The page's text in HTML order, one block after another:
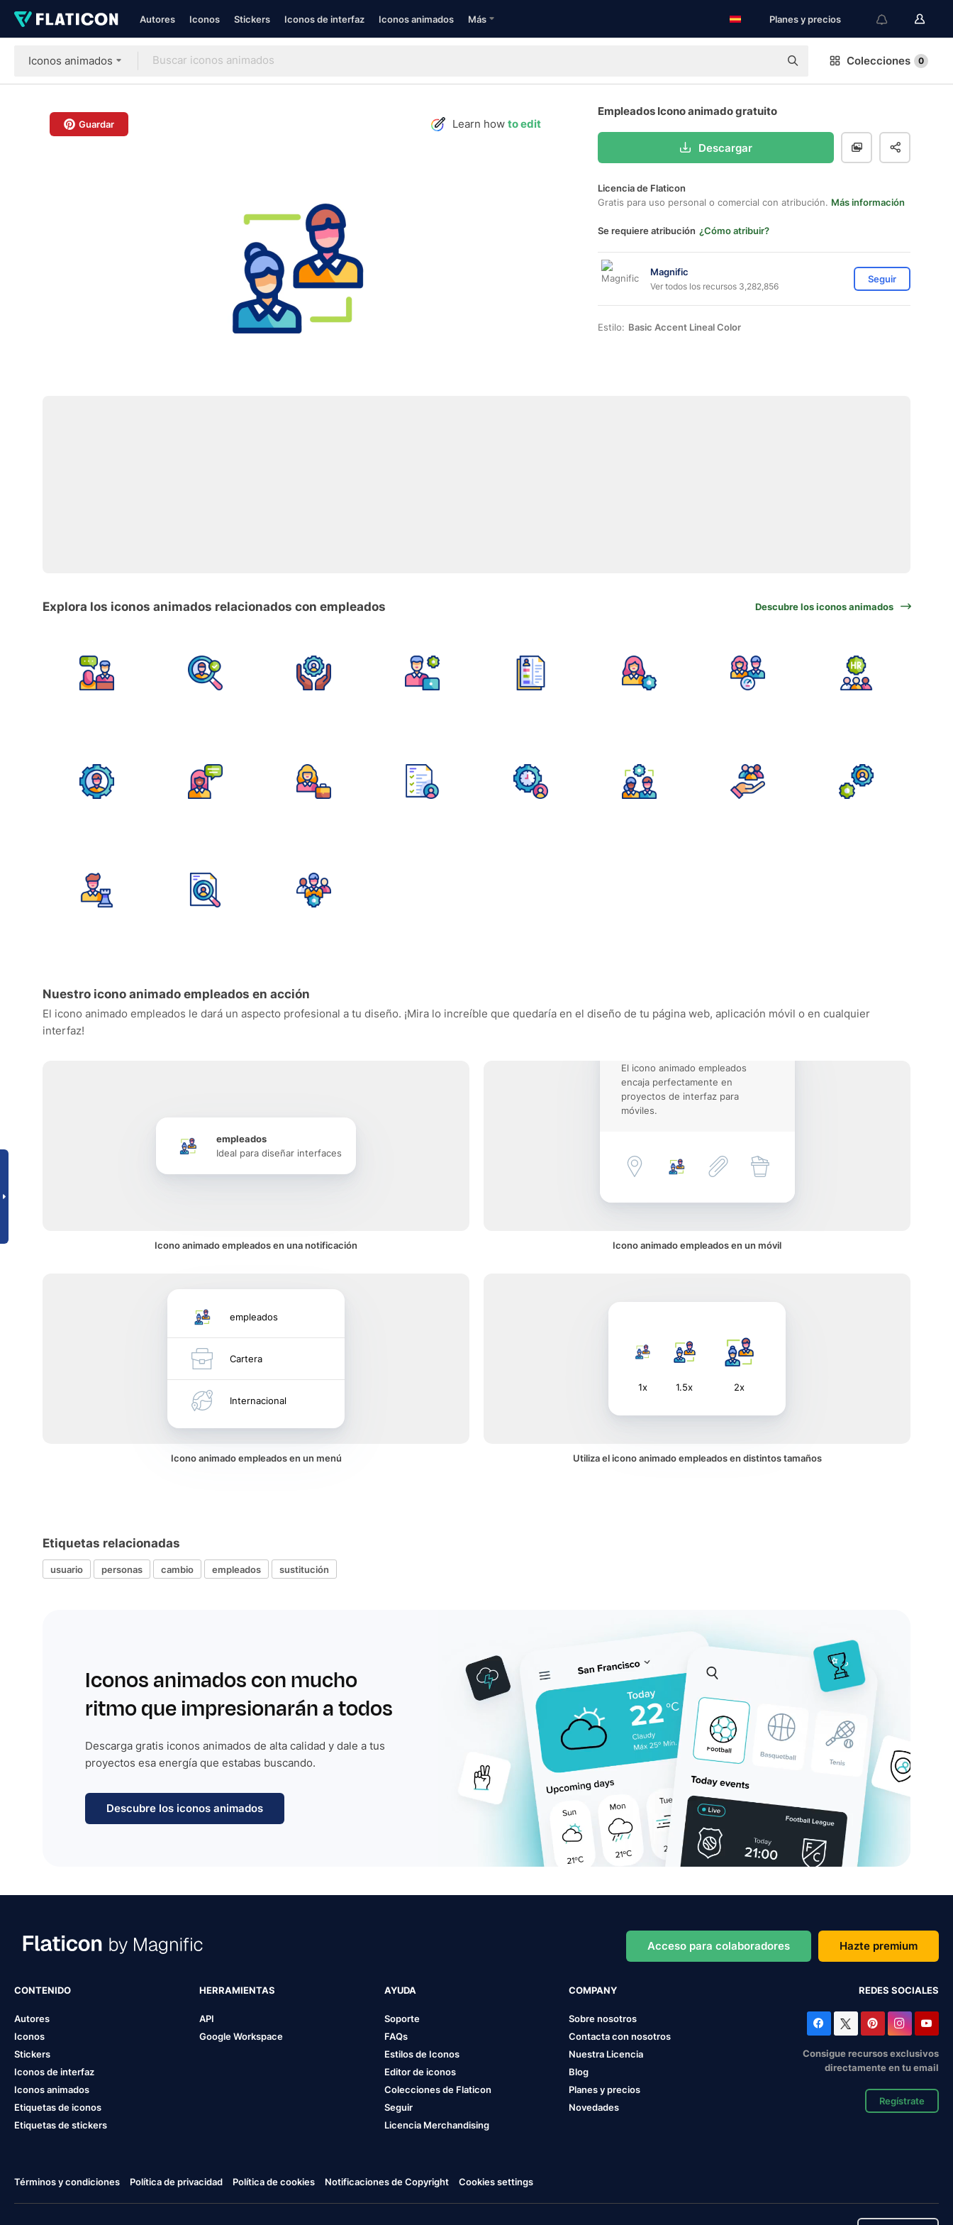
Autores Iconos Stickers Iconos de interfaz Iconos animados Más Planes y precios
Iconos animados Colecciones 0
Guardar Learn how to edit
Empleados Icono animado gratuito
Descargar
Licencia de Flaticon
Gratis para uso personal o comercial con atribución. Más información
Se requiere atribución ¿Cómo atribuir?
Magnific
Ver todos los recursos 3,282,856
Seguir
Estilo: Basic Accent Lineal Color
Explora los iconos animados relacionados con empleados Descubre los iconos animados
Nuestro icono animado empleados en acción
El icono animado empleados le dará un aspecto profesional a tu diseño. ¡Mira lo increíble que quedaría en el diseño de tu página web, aplicación móvil o en cualquier
interfaz!
empleados
Ideal para diseñar interfaces
Icono animado empleados en una notificación
El icono animado empleados
encaja perfectamente en
proyectos de interfaz para
móviles.
Icono animado empleados en un móvil
empleados
Cartera
Internacional
Icono animado empleados en un menú
1x 1.5x 2x
Utiliza el icono animado empleados en distintos tamaños
Etiquetas relacionadas
usuario personas cambio empleados sustitución
Iconos animados con mucho
ritmo que impresionarán a todos
Descarga gratis iconos animados de alta calidad y dale a tus
proyectos esa energía que estabas buscando.
Descubre los iconos animados
Acceso para colaboradores Hazte premium
CONTENIDO
Autores
Iconos
Stickers
Iconos de interfaz
Iconos animados
Etiquetas de iconos
Etiquetas de stickers
HERRAMIENTAS
API
Google Workspace
AYUDA
Soporte
FAQs
Estilos de Iconos
Editor de iconos
Colecciones de Flaticon
Seguir
Licencia Merchandising
COMPANY
Sobre nosotros
Contacta con nosotros
Nuestra Licencia
Blog
Planes y precios
Novedades
REDES SOCIALES
Consigue recursos exclusivos
directamente en tu email
Regístrate
Términos y condiciones Política de privacidad Política de cookies Notificaciones de Copyright Cookies settings